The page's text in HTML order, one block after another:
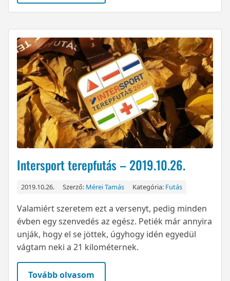
Intersport terepfutás – 2019.10.26.
2019.10.26. Szerző: Mérei Tamás Kategória: Futás
Valamiért szeretem ezt a versenyt, pedig minden
évben egy szenvedés az egész. Petiék már annyira
unják, hogy el se jöttek, úgyhogy idén egyedül
vágtam neki a 21 kilométernek.
Tovább olvasom